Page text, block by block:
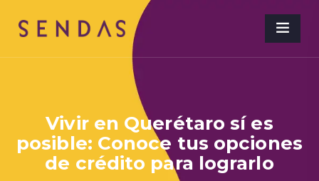
Vivir en Querétaro sí es
posible: Conoce tus opciones
de crédito para lograrlo